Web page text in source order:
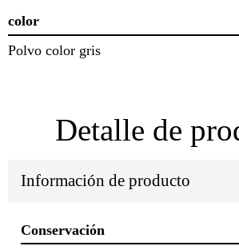
color
Polvo color gris
Detalle de
Información de producto
Conservación